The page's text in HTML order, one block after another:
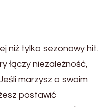
niż tylko sezonowy hit.
łączy niezależność,
marzysz o swoim
postawić